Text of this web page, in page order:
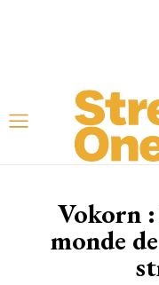
Vokorn :
monde